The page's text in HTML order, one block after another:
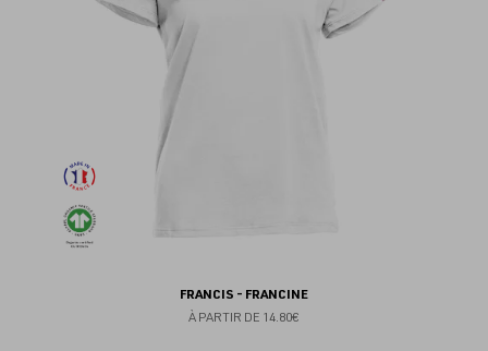
FRANCIS - FRANCINE
À PARTIR DE 14.80€